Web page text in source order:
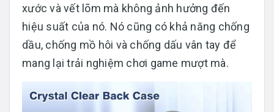
xước và vết lõm mà không ảnh hưởng đến
hiệu suất của nó. Nó cũng có khả năng chống
dầu, chống mồ hôi và chống dấu vân tay để
mang lại trải nghiệm chơi game mượt mà.